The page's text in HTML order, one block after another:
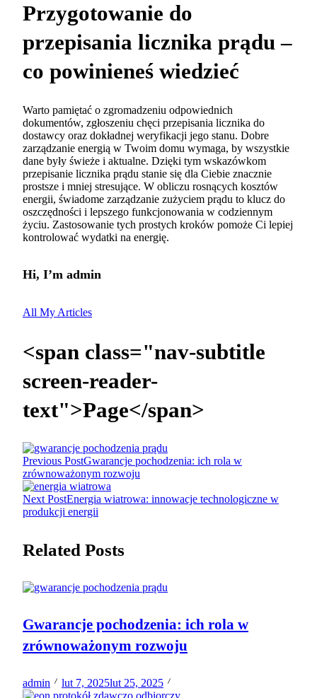
Przygotowanie do
przepisania licznika prądu –
co powinieneś wiedzieć
Warto pamiętać o zgromadzeniu odpowiednich
dokumentów, zgłoszeniu chęci przepisania licznika do
dostawcy oraz dokładnej weryfikacji jego stanu. Dobre
zarządzanie energią w Twoim domu wymaga, by wszystkie
dane były świeże i aktualne. Dzięki tym wskazówkom
przepisanie licznika prądu stanie się dla Ciebie znacznie
prostsze i mniej stresujące. W obliczu rosnących kosztów
energii, świadome zarządzanie zużyciem prądu to klucz do
oszczędności i lepszego funkcjonowania w codziennym
życiu. Zastosowanie tych prostych kroków pomoże Ci lepiej
kontrolować wydatki na energię.
Hi, I’m admin
All My Articles
<span class="nav-subtitle
screen-reader-
text">Page</span>
Previous PostGwarancje pochodzenia: ich rola w
zrównoważonym rozwoju
Next PostEnergia wiatrowa: innowacje technologiczne w
produkcji energii
Related Posts
Gwarancje pochodzenia: ich rola w
zrównoważonym rozwoju
admin lut 7, 2025lut 25, 2025